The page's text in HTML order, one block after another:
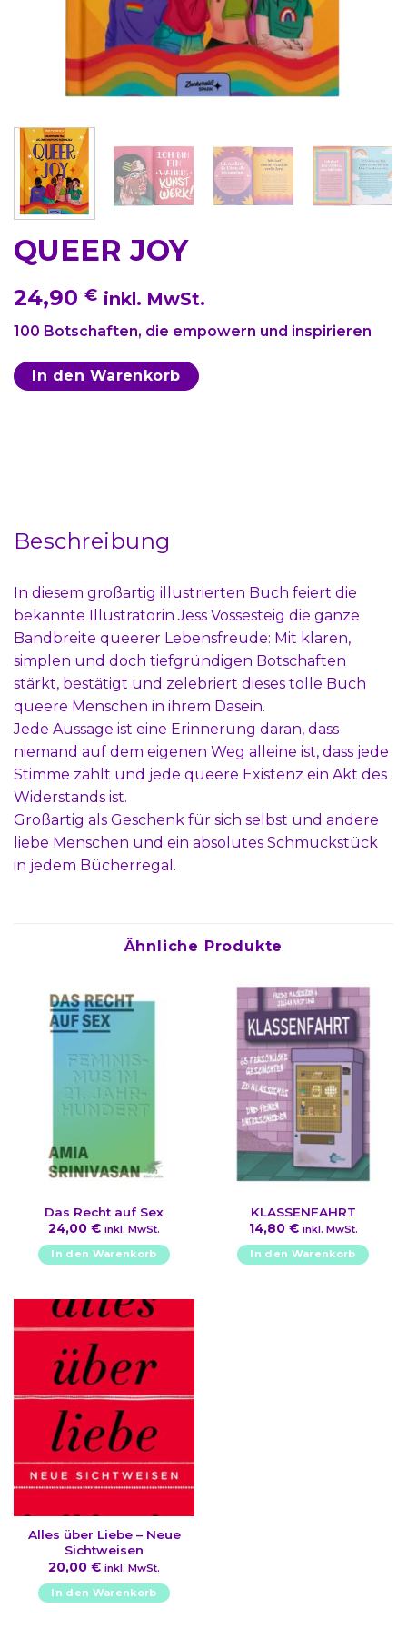
QUEER JOY
24,90 € inkl. MwSt.
100 Botschaften, die empowern und inspirieren
In den Warenkorb
Beschreibung
In diesem großartig illustrierten Buch feiert die
bekannte Illustratorin Jess Vossesteig die ganze
Bandbreite queerer Lebensfreude: Mit klaren,
simplen und doch tiefgründigen Botschaften
stärkt, bestätigt und zelebriert dieses tolle Buch
queere Menschen in ihrem Dasein.
Jede Aussage ist eine Erinnerung daran, dass
niemand auf dem eigenen Weg alleine ist, dass jede
Stimme zählt und jede queere Existenz ein Akt des
Widerstands ist.
Großartig als Geschenk für sich selbst und andere
liebe Menschen und ein absolutes Schmuckstück
in jedem Bücherregal.
Ähnliche Produkte
Das Recht auf Sex
24,00 € inkl. MwSt.
In den Warenkorb
KLASSENFAHRT
14,80 € inkl. MwSt.
In den Warenkorb
Alles über Liebe – Neue
Sichtweisen
20,00 € inkl. MwSt.
In den Warenkorb